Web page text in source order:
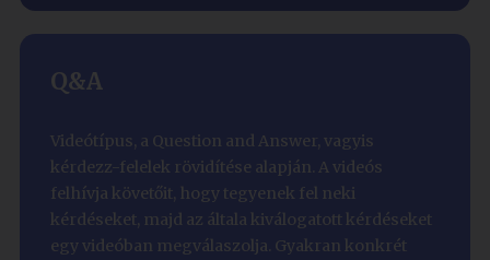
Q&A
Videótípus, a Question and Answer, vagyis
kérdezz-felelek rövidítése alapján. A videós
felhívja követőit, hogy tegyenek fel neki
kérdéseket, majd az általa kiválogatott kérdéseket
egy videóban megválaszolja. Gyakran konkrét